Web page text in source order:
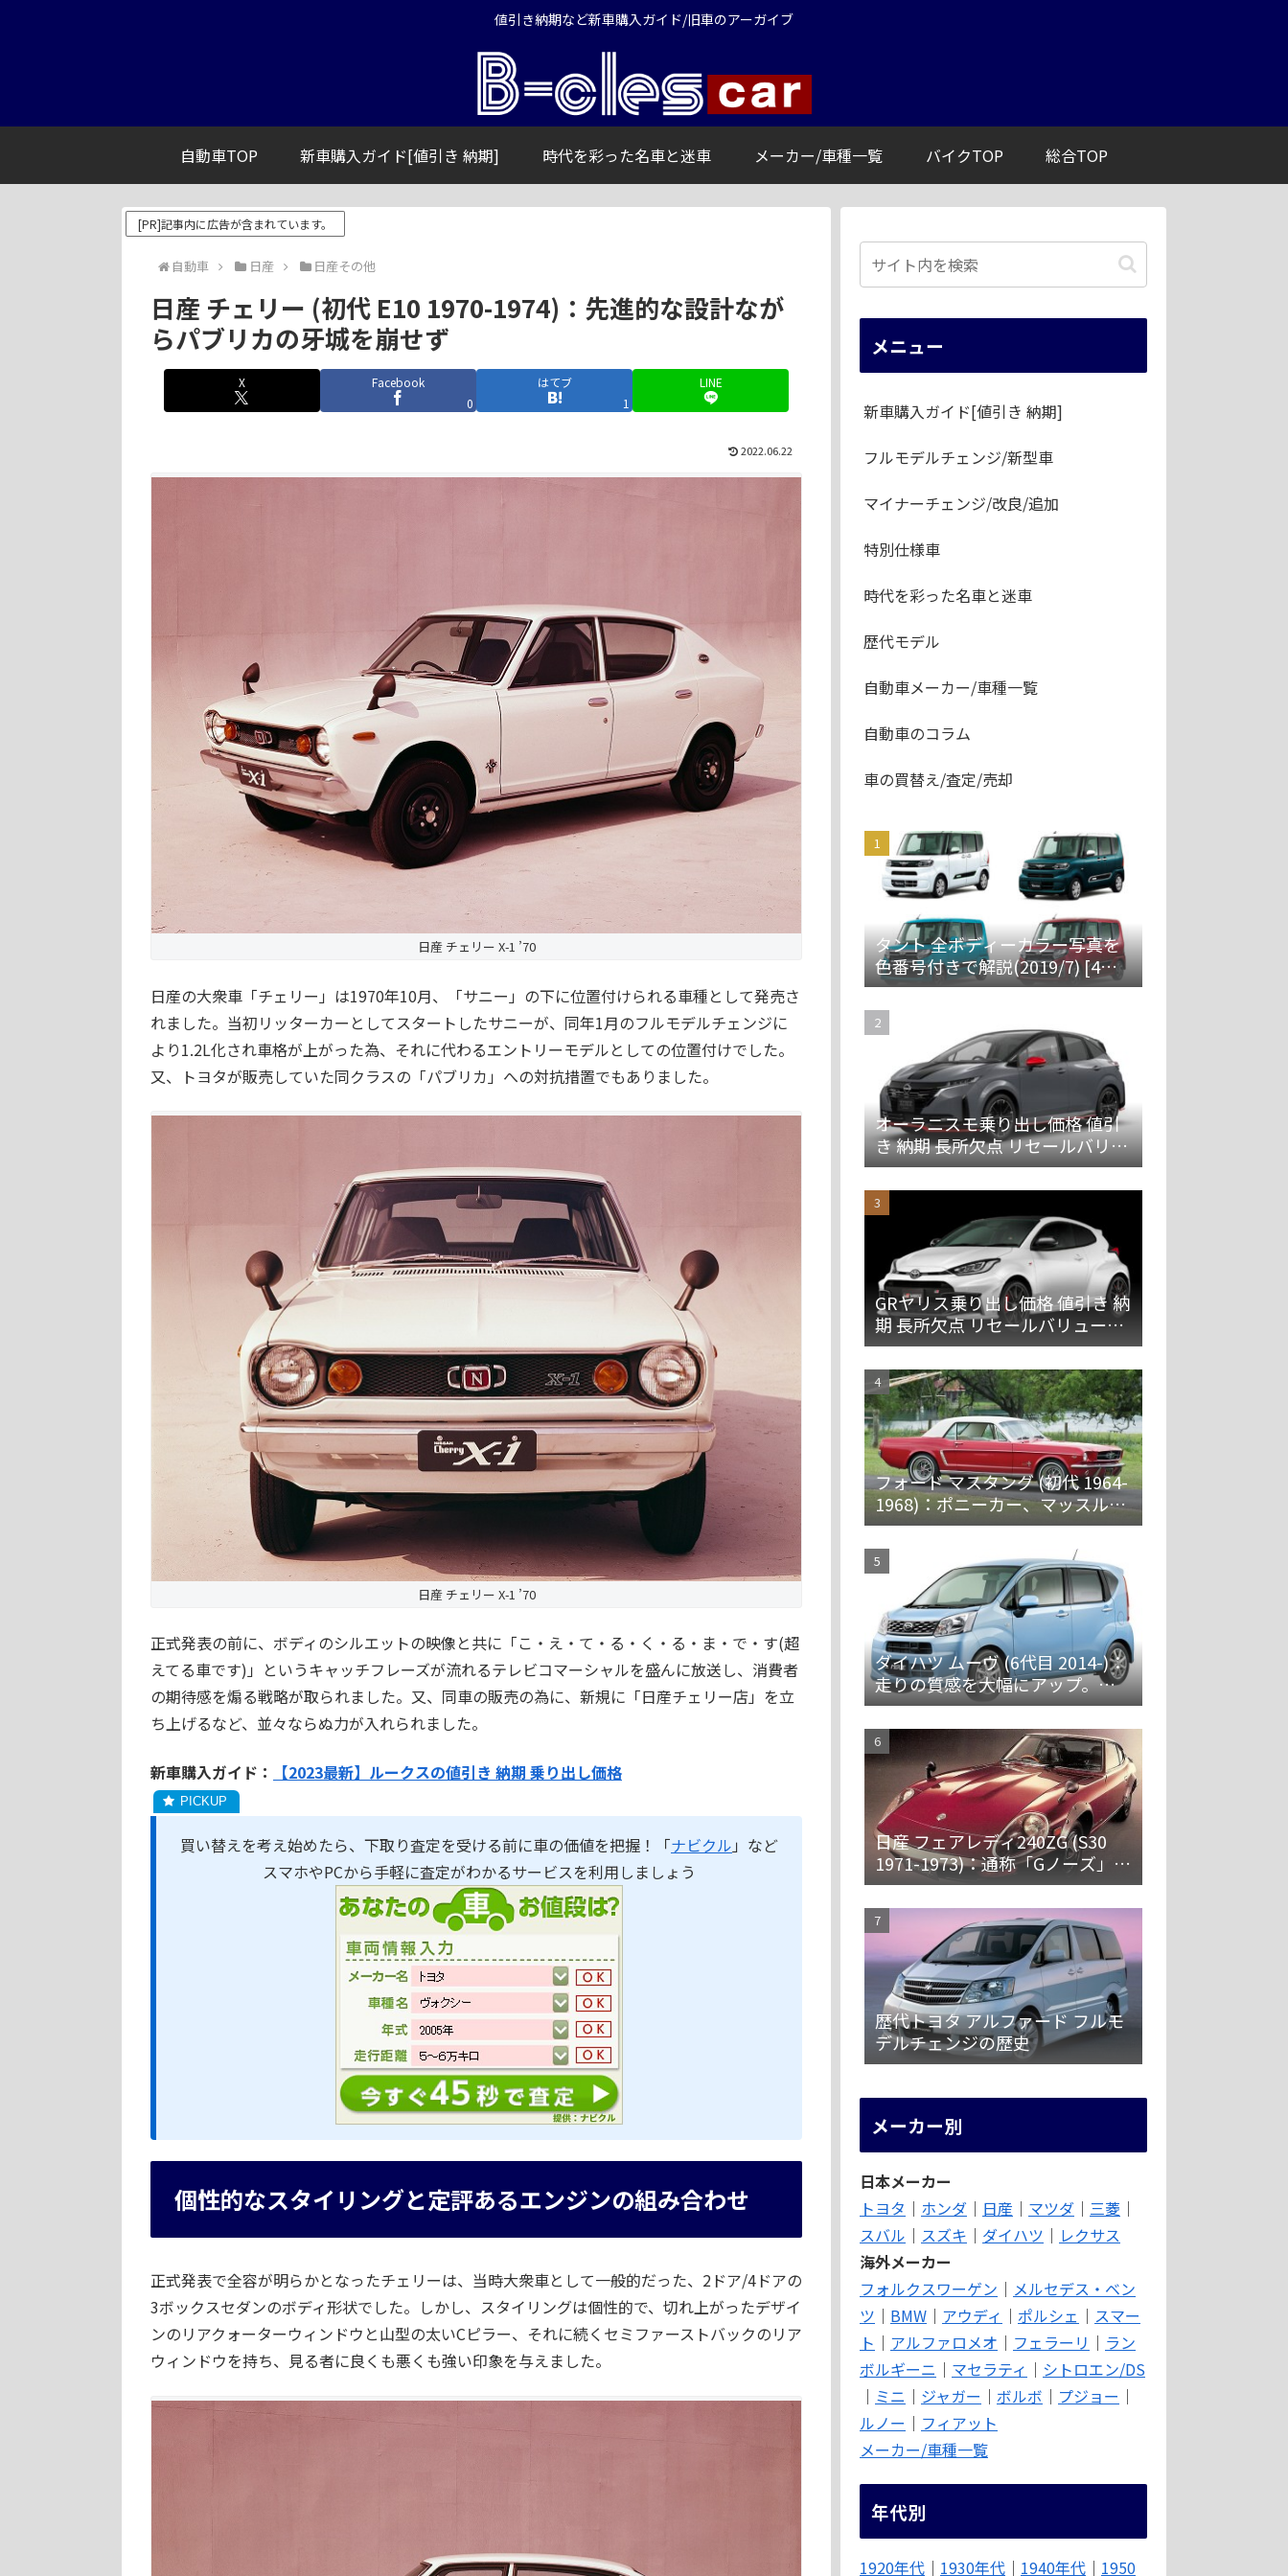
値引き納期など新車購入ガイド/旧車のアーガイブ
自動車TOP 新車購入ガイド[値引き 納期] 時代を彩った名車と迷車 メーカー/車種一覧 バイクTOP 総合TOP
[PR]記事内に広告が含まれています。
自動車 日産 日産その他
日産 チェリー (初代 E10 1970-1974)：先進的な設計なが
らパブリカの牙城を崩せず
X
Facebook
0
はてブ
1
LINE
2022.06.22
日産 チェリー X-1 ’70
日産の大衆車「チェリー」は1970年10月、「サニー」の下に位置付けられる車種として発売さ
れました。当初リッターカーとしてスタートしたサニーが、同年1月のフルモデルチェンジに
より1.2L化され車格が上がった為、それに代わるエントリーモデルとしての位置付けでした。
又、トヨタが販売していた同クラスの「パブリカ」への対抗措置でもありました。
日産 チェリー X-1 ’70
正式発表の前に、ボディのシルエットの映像と共に「こ・え・て・る・く・る・ま・で・す(超
えてる車です)」というキャッチフレーズが流れるテレビコマーシャルを盛んに放送し、消費者
の期待感を煽る戦略が取られました。又、同車の販売の為に、新規に「日産チェリー店」を立
ち上げるなど、並々ならぬ力が入れられました。
新車購入ガイド： 【2023最新】ルークスの値引き 納期 乗り出し価格
買い替えを考え始めたら、下取り査定を受ける前に車の価値を把握！「ナビクル 」など
スマホやPCから手軽に査定がわかるサービスを利用しましょう
個性的なスタイリングと定評あるエンジンの組み合わせ
正式発表で全容が明らかとなったチェリーは、当時大衆車として一般的だった、2ドア/4ドアの
3ボックスセダンのボディ形状でした。しかし、スタイリングは個性的で、切れ上がったデザイ
ンのリアクォーターウィンドウと山型の太いCピラー、それに続くセミファーストバックのリア
ウィンドウを持ち、見る者に良くも悪くも強い印象を与えました。
メニュー
新車購入ガイド[値引き 納期]
フルモデルチェンジ/新型車
マイナーチェンジ/改良/追加
特別仕様車
時代を彩った名車と迷車
歴代モデル
自動車メーカー/車種一覧
自動車のコラム
車の買替え/査定/売却
タント 全ボディーカラー写真を
色番号付きで解説(2019/7) [4代
目 LA650S/660S]
オーラニスモ乗り出し価格 値引
き 納期 長所欠点 リセールバリュ
ーを解説
GRヤリス乗り出し価格 値引き 納
期 長所欠点 リセールバリューを
解説
フォード マスタング (初代 1964-
1968)：ポニーカー、マッスルカ
ーの愛称で親しまれ大ヒット
ダイハツ ムーヴ (6代目 2014-)：
走りの質感を大幅にアップ。安
全装備を強化 [LA150/160S]
日産 フェアレディ240ZG (S30
1971-1973)：通称「Gノーズ」と
オーバーフェンダーを装備した
特別なZ
歴代トヨタ アルファード フルモ
デルチェンジの歴史
メーカー別
日本メーカー
トヨタ ｜ ホンダ ｜ 日産 ｜ マツダ ｜ 三菱 ｜
スバル ｜ スズキ ｜ ダイハツ ｜ レクサス
海外メーカー
フォルクスワーゲン ｜ メルセデス・ベン
ツ ｜ BMW ｜ アウディ ｜ ポルシェ ｜ スマー
ト ｜ アルファロメオ ｜ フェラーリ ｜ ラン
ボルギーニ ｜ マセラティ ｜ シトロエン/DS
｜ ミニ ｜ ジャガー ｜ ボルボ ｜ プジョー ｜
ルノー ｜ フィアット
メーカー/車種一覧
年代別
1920年代 ｜ 1930年代 ｜ 1940年代 ｜ 1950